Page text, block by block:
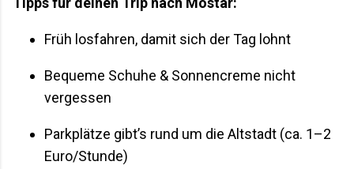
Früh losfahren, damit sich der Tag lohnt
Bequeme Schuhe & Sonnencreme nicht
vergessen
Parkplätze gibt’s rund um die Altstadt (ca. 1–2
Euro/Stunde)